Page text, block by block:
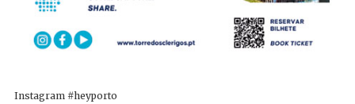
Instagram #heyporto